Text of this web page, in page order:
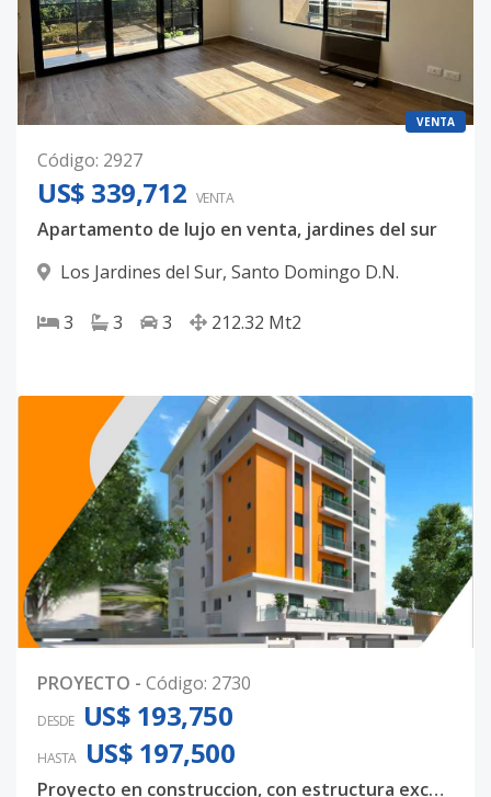
VENTA
Código: 2927
US$ 339,712 VENTA
Apartamento de lujo en venta, jardines del sur
Los Jardines del Sur, Santo Domingo D.N.
3 3 3 212.32 Mt2
PROYECTO - Código: 2730
DESDE US$ 193,750
HASTA US$ 197,500
Proyecto en construccion, con estructura excepcional